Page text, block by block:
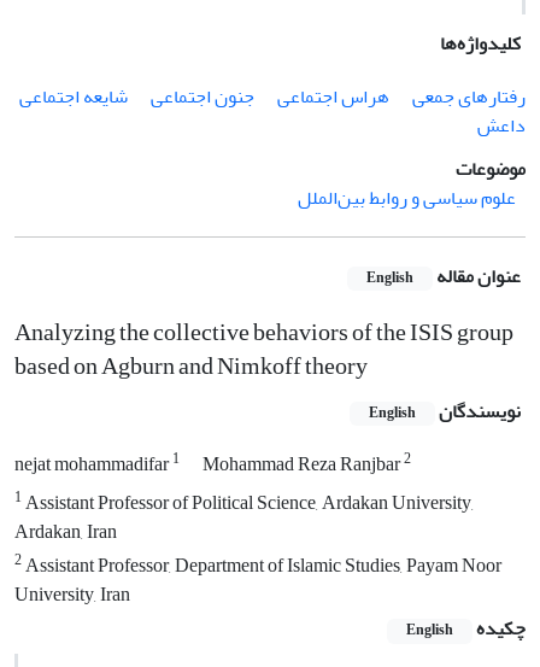
کلیدواژه‌ها
رفتارهای جمعی
هراس اجتماعی جنون اجتماعی
شایعه اجتماعی
داعش
موضوعات
علوم سیاسی و روابط بین‌الملل
عنوان مقاله English
Analyzing the collective behaviors of the ISIS group
based on Agburn and Nimkoff theory
نویسندگان English
nejat mohammadifar1 Mohammad Reza Ranjbar2
1Assistant Professor of Political Science, Ardakan University,
Ardakan, Iran
2Assistant Professor, Department of Islamic Studies, Payam Noor
University, Iran
چکیده
English